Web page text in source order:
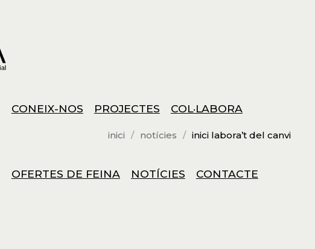
CONEIX-NOS PROJECTES COL·LABORA
OFERTES DE FEINA NOTÍCIES CONTACTE
inici notícies inici labora’t del canvi